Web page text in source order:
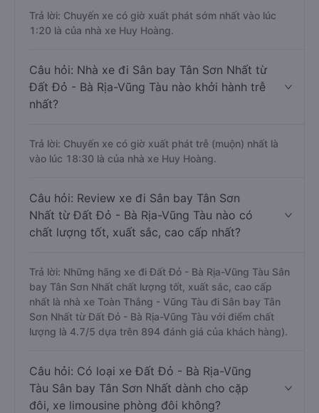
Trả lời: Chuyến xe có giờ xuất phát sớm nhất vào lúc
1:20 là của nhà xe Huy Hoàng.
Câu hỏi: Nhà xe đi Sân bay Tân Sơn Nhất từ
Đất Đỏ - Bà Rịa-Vũng Tàu nào khởi hành trễ
nhất?
Trả lời: Chuyến xe có giờ xuất phát trễ (muộn) nhất là
vào lúc 18:30 là của nhà xe Huy Hoàng.
Câu hỏi: Review xe đi Sân bay Tân Sơn
Nhất từ Đất Đỏ - Bà Rịa-Vũng Tàu nào có
chất lượng tốt, xuất sắc, cao cấp nhất?
Trả lời: Những hãng xe đi Đất Đỏ - Bà Rịa-Vũng Tàu Sân
bay Tân Sơn Nhất chất lượng tốt, xuất sắc, cao cấp
nhất là nhà xe Toàn Thắng - Vũng Tàu đi Sân bay Tân
Sơn Nhất từ Đất Đỏ - Bà Rịa-Vũng Tàu với điểm chất
lượng là 4.7/5 dựa trên 894 đánh giá của khách hàng).
Câu hỏi: Có loại xe Đất Đỏ - Bà Rịa-Vũng
Tàu Sân bay Tân Sơn Nhất dành cho cặp
đôi, xe limousine phòng đôi không?